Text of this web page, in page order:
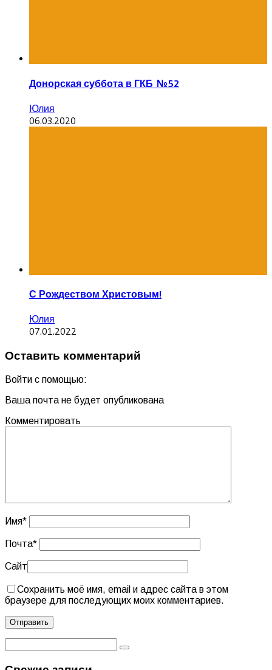
Донорская суббота в ГКБ №52
Юлия
06.03.2020
С Рождеством Христовым!
Юлия
07.01.2022
Оставить комментарий
Войти с помощью:
Ваша почта не будет опубликована
Комментировать
Имя*
Почта*
Сайт
Сохранить моё имя, email и адрес сайта в этом
браузере для последующих моих комментариев.